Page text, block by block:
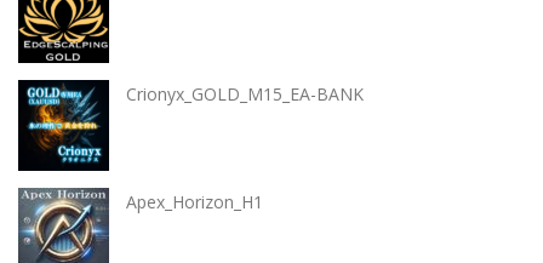
Crionyx_GOLD_M15_EA-BANK
Apex_Horizon_H1